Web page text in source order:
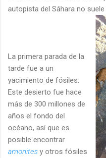
autopista del Sáhara no
La primera parada de la
tarde fue a un
yacimiento de fósiles.
Este desierto fue hace
más de 300 millones de
años el fondo del
océano, así que es
posible encontrar
amonites y otros fósiles